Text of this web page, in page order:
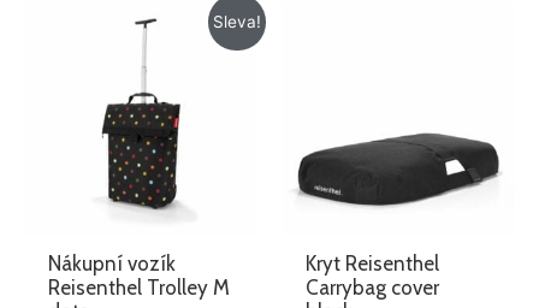
Sleva!
Nákupní vozík
Reisenthel Trolley M
cena
995 Kč.
Aktuální
cena
Kryt Reisenthel
Carrybag cover